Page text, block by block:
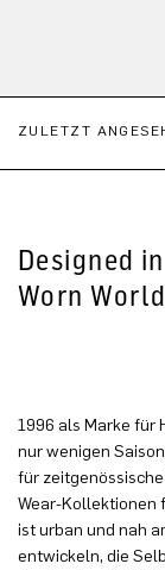
ZULETZT
Designed
Worn
1996 als Marke für
nur wenigen
für
Wear-Kollektionen
ist urban und nah
entwickeln, die